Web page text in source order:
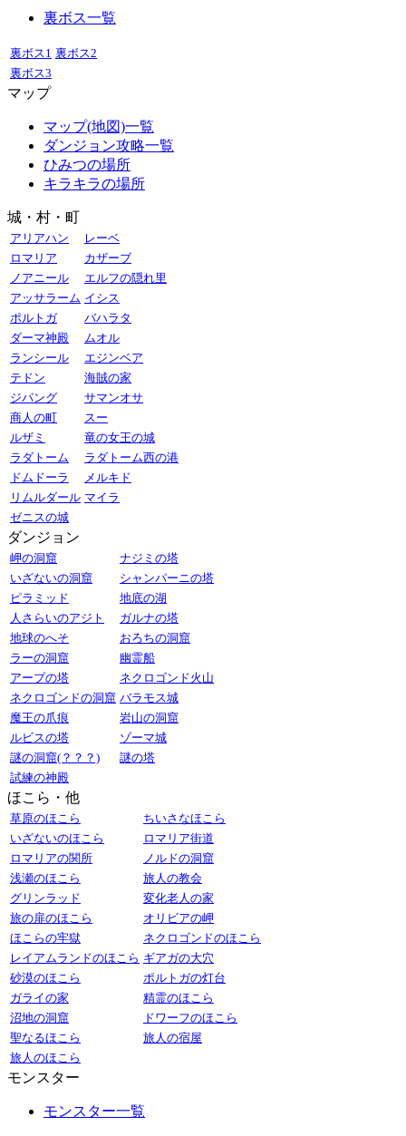
裏ボス一覧
裏ボス1 裏ボス2
裏ボス3
マップ
マップ(地図)一覧
ダンジョン攻略一覧
ひみつの場所
キラキラの場所
城・村・町
アリアハン
レーベ
ロマリア
カザーブ
ノアニール
エルフの隠れ里
アッサラーム イシス
ポルトガ
バハラタ
ダーマ神殿
ムオル
ランシール
エジンベア
テドン
海賊の家
ジパング
サマンオサ
商人の町
スー
ルザミ
竜の女王の城
ラダトーム
ラダトーム西の港
ドムドーラ
メルキド
リムルダール マイラ
ゼニスの城
ダンジョン
岬の洞窟
ナジミの塔
いざないの洞窟
シャンパーニの塔
ピラミッド
地底の湖
人さらいのアジト
ガルナの塔
地球のへそ
おろちの洞窟
ラーの洞窟
幽霊船
アープの塔
ネクロゴンド火山
ネクロゴンドの洞窟 バラモス城
魔王の爪痕
岩山の洞窟
ルビスの塔
ゾーマ城
謎の洞窟(？？？)
謎の塔
試練の神殿
ほこら・他
草原のほこら
ちいさなほこら
いざないのほこら
ロマリア街道
ロマリアの関所
ノルドの洞窟
浅瀬のほこら
旅人の教会
グリンラッド
変化老人の家
旅の扉のほこら
オリビアの岬
ほこらの牢獄
ネクロゴンドのほこら
レイアムランドのほこら ギアガの大穴
砂漠のほこら
ポルトガの灯台
ガライの家
精霊のほこら
沼地の洞窟
ドワーフのほこら
聖なるほこら
旅人の宿屋
旅人のほこら
モンスター
モンスター一覧